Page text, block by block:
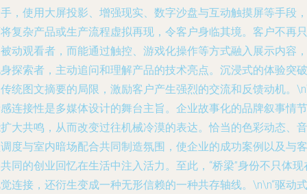
，使用大屏投影、增强现实、数字沙盘与互动触摸屏等手段，
复杂产品或生产流程虚拟再现，令客户身临其境。客户不再只
动观看者，而能通过触控、游戏化操作等方式融入展示内容，
探索者，主动追问和理解产品的技术亮点。沉浸式的体验突破
统图文摘要的局限，激励客户产生强烈的交流和反馈动机。
连接性是多媒体设计的舞台主旨。企业故事化的品牌叙事情节
大共鸣，从而改变过往机械冷漠的表达。恰当的色彩动态、音
度与室内暗场配合共同制造氛围，使企业的成功案例以及与客
同的创业回忆在生活中注入活力。至此，“桥梁”身份不只体现
连接，还衍生变成一种无形信赖的一种共存轴线。\n\n“驱动式